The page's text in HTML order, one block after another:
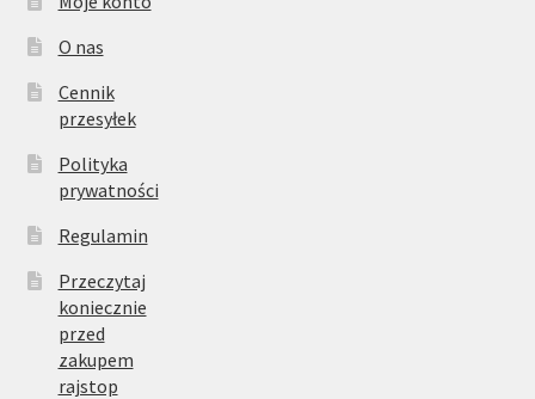
O nas
Cennik
przesyłek
Polityka
prywatności
Regulamin
Przeczytaj
koniecznie
przed
zakupem
rajstop